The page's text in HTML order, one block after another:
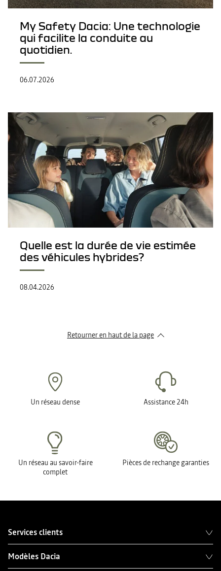
My Safety Dacia: Une technologie
qui facilite la conduite au
quotidien.
06.07.2026
Quelle est la durée de vie estimée
des véhicules hybrides?
08.04.2026
Retourner en haut de la page
Un réseau dense Assistance 24h
Un réseau au savoir-faire
complet
Pièces de rechange garanties
Services clients
Modèles Dacia